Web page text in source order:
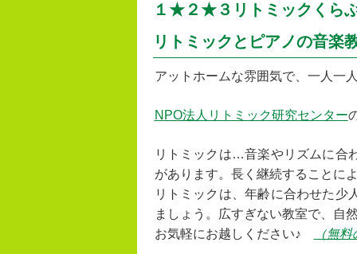
１★２★３リトミックくら
リトミックとピアノの音楽
アットホームな雰囲気で、一人一
NPO法人リトミック研究センター
リトミックは…音楽やリズムに合
があります。長く継続することに
リトミックは、年齢に合わせた少
ましょう。広すぎない教室で、自
お気軽にお越しください♪
（無